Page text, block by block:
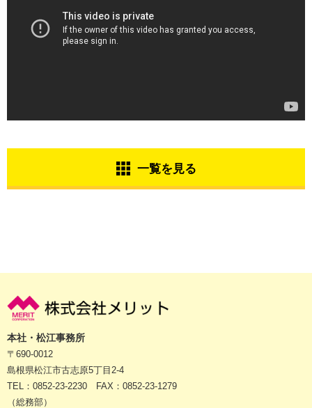
一覧を見る
本社・松江事務所
〒690-0012
島根県松江市古志原5丁目2-4
TEL：0852-23-2230 FAX：0852-23-1279
（総務部）